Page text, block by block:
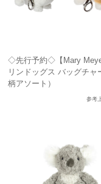
◇先行予約◇【Mary
リンドッグス バッグチャ
柄アソート）
参考